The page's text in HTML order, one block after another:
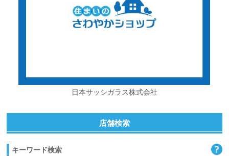
日本サッシガラス株式会社
店舗検索
キーワード検索